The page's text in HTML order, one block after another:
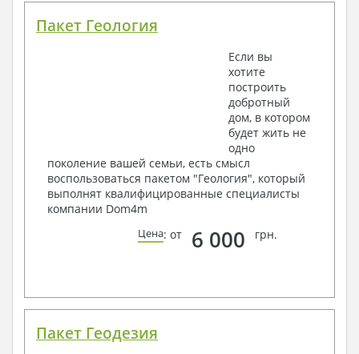
Пакет Геология
Если вы
хотите
построить
добротный
дом, в котором
будет жить не
одно
поколение вашей семьи, есть смысл
воспользоваться пакетом "Геология", который
выполнят квалифицированные специалисты
компании Dom4m
Цена: от 6 000 грн.
Пакет Геодезия